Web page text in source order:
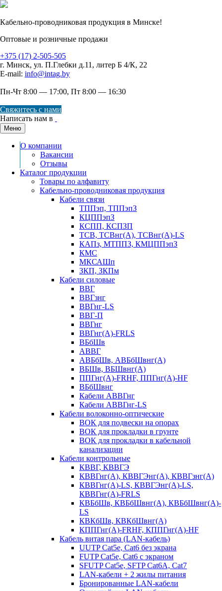
Кабельно-проводниковая продукция в Минске!
Оптовые и розничные продажи
+375 (17) 2-505-505
г. Минск, ул. П.Глебки д.11, литер Б 4/К, 22
E-mail: info@intag.by
Пн-Чт 8:00 — 17:00, Пт 8:00 — 16:30
Свяжитесь с нами
Написать нам в
Меню
О компании
Вакансии
Отзывы
Каталог продукции
Товары по алфавиту
Кабельно-проводниковая продукция
Кабели связи
ТППэп, ТППэпЗ
КЦППэпЗ
КСПП, КСПЗП
ТСВ, ТСВнг(А), ТСВнг(А)-LS
КАПз, МТППЗ, КМЦППэпЗ
КМС
МКСАШп
ЗКП, ЗКПм
Кабели силовые
ВВГ
ВВГзнг
ВВГнг-LS
ВВГ-П
ВВГнг
ВВГнг(А)-FRLS
ВБбШв
АВВГ
АВБбШв, АВБбШвнг(А)
ВБШв, ВБШвнг(А)
ППГнг(А)-FRHF, ППГнг(А)-HF
ВБбШвнг
Кабели АВВГнг
Кабели АВВГнг-LS
Кабели волоконно-оптические
ВОК для подвески на опорах
ВОК для прокладки в грунте
ВОК для прокладки в кабельной
канализации
Кабели контрольные
КВВГ, КВВГЭ
КВВГнг(А), КВВГЭнг(А), КВВГзнг(А)
КВВГнг(А)-LS, КВВГЭнг(А)-LS,
КВВГнг(А)-FRLS
КВБбШв, КВБбШвнг(А), КВБбШвнг(А)-
LS
КВКбШв, КВКбШвнг(А)
КППГнг(А)-FRHF, КППГнг(А)-HF
Кабель витая пара (LAN-кабель)
UUTP Cat5e, Cat6 без экрана
FUTP Cat5e, Cat6 с экраном
SFUTP Cat5e, SFTP Cat6A, Cat7
LAN-кабели + 2 жилы питания
Бронированные LAN-кабели